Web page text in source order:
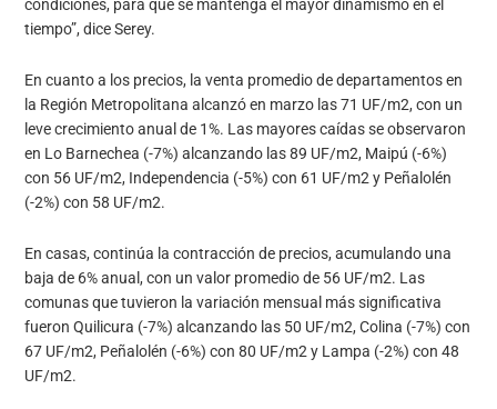
condiciones, para que se mantenga el mayor dinamismo en el
tiempo”, dice Serey.
En cuanto a los precios, la venta promedio de departamentos en
la Región Metropolitana alcanzó en marzo las 71 UF/m2, con un
leve crecimiento anual de 1%. Las mayores caídas se observaron
en Lo Barnechea (-7%) alcanzando las 89 UF/m2, Maipú (-6%)
con 56 UF/m2, Independencia (-5%) con 61 UF/m2 y Peñalolén
(-2%) con 58 UF/m2.
En casas, continúa la contracción de precios, acumulando una
baja de 6% anual, con un valor promedio de 56 UF/m2. Las
comunas que tuvieron la variación mensual más significativa
fueron Quilicura (-7%) alcanzando las 50 UF/m2, Colina (-7%) con
67 UF/m2, Peñalolén (-6%) con 80 UF/m2 y Lampa (-2%) con 48
UF/m2.